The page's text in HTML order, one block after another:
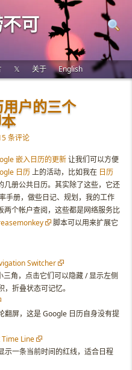
可
𝕏 关于 English
户的三个
条评论
嵌入日历的更新让我们可以方便
日历上的活动，比如我在 日历
几册公共日历。其实除了这些，它还
手册，做些日记、规划，我的工作
两个帐户查阅，这些都是网络服务比
脚本可以用来扩展它
Switcher
角，点击它们可以隐藏 / 显示左侧
折叠状态可记忆。
翻屏，这是 Google 日历自身没有提
Line
示一条当前时间的红线，适合日程